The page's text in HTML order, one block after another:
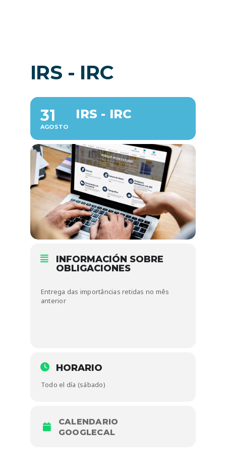
IRS - IRC
31
AGOSTO
IRS - IRC
INFORMACIÓN SOBRE
OBLIGACIONES
Entrega das importâncias retidas no mês
anterior
HORARIO
Todo el día (sábado)
CALENDARIO
GOOGLECAL